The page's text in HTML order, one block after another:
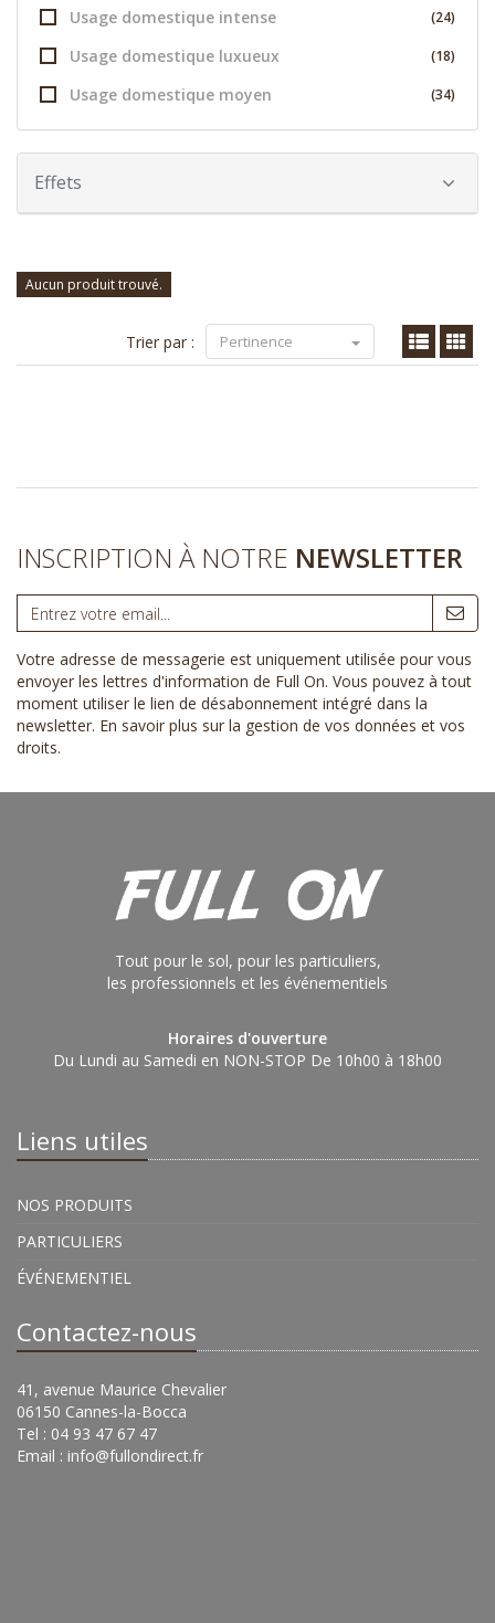
Usage domestique intense (24)
Usage domestique luxueux (18)
Usage domestique moyen (34)
Effets
Aucun produit trouvé.
Trier par : Pertinence
INSCRIPTION À NOTRE NEWSLETTER
Votre adresse de messagerie est uniquement utilisée pour vous
envoyer les lettres d'information de Full On. Vous pouvez à tout
moment utiliser le lien de désabonnement intégré dans la
newsletter. En savoir plus sur la gestion de vos données et vos
droits.
Tout pour le sol, pour les particuliers,
les professionnels et les événementiels
Horaires d'ouverture
Du Lundi au Samedi en NON-STOP De 10h00 à 18h00
Liens utiles
NOS PRODUITS
PARTICULIERS
ÉVÉNEMENTIEL
Contactez-nous
41, avenue Maurice Chevalier
06150 Cannes-la-Bocca
Tel : 04 93 47 67 47
Email : info@fullondirect.fr